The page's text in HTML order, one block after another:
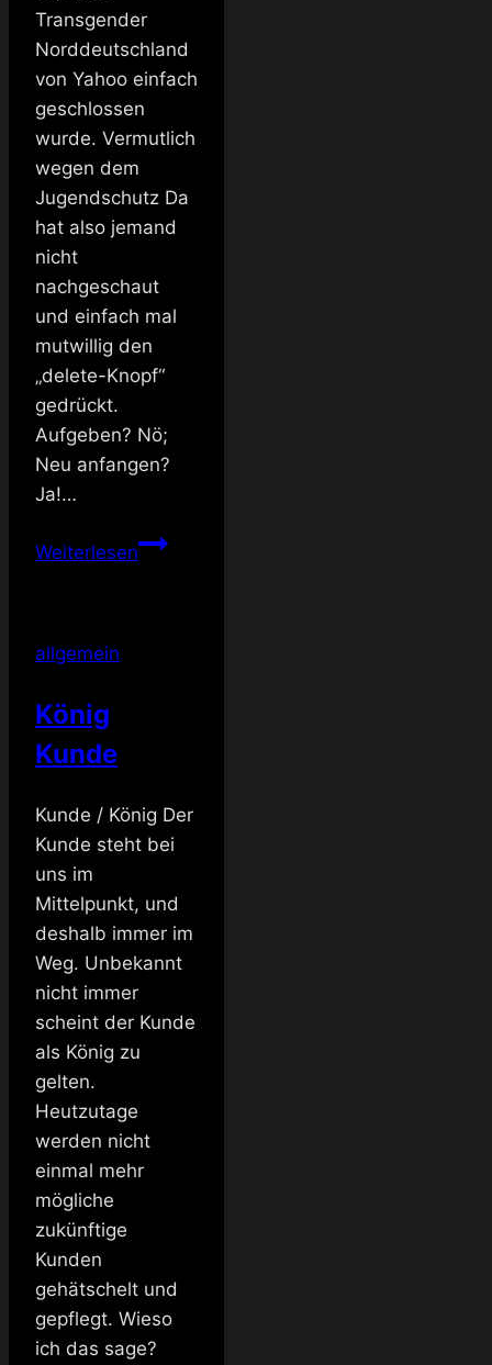
Transgender
Norddeutschland
von Yahoo einfach
geschlossen
wurde. Vermutlich
wegen dem
Jugendschutz Da
hat also jemand
nicht
nachgeschaut
und einfach mal
mutwillig den
„delete-Knopf“
gedrückt.
Aufgeben? Nö;
Neu anfangen?
Ja!…
WeiterlesenTG_N
allgemein
König
Kunde
Kunde / König Der
Kunde steht bei
uns im
Mittelpunkt, und
deshalb immer im
Weg. Unbekannt
nicht immer
scheint der Kunde
als König zu
gelten.
Heutzutage
werden nicht
einmal mehr
mögliche
zukünftige
Kunden
gehätschelt und
gepflegt. Wieso
ich das sage?